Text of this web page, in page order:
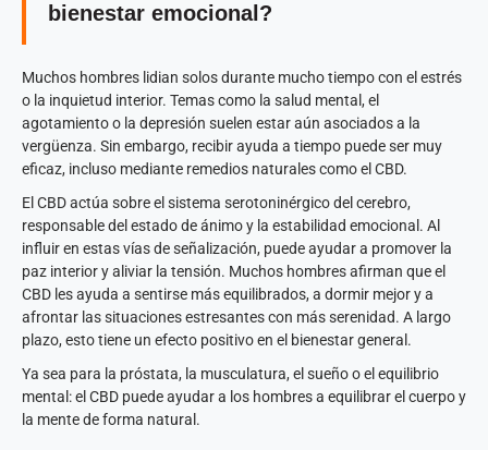
bienestar emocional?
Muchos hombres lidian solos durante mucho tiempo con el estrés
o la inquietud interior. Temas como la salud mental, el
agotamiento o la depresión suelen estar aún asociados a la
vergüenza. Sin embargo, recibir ayuda a tiempo puede ser muy
eficaz, incluso mediante remedios naturales como el CBD.
El CBD actúa sobre el sistema serotoninérgico del cerebro,
responsable del estado de ánimo y la estabilidad emocional. Al
influir en estas vías de señalización, puede ayudar a promover la
paz interior y aliviar la tensión. Muchos hombres afirman que el
CBD les ayuda a sentirse más equilibrados, a dormir mejor y a
afrontar las situaciones estresantes con más serenidad. A largo
plazo, esto tiene un efecto positivo en el bienestar general.
Ya sea para la próstata, la musculatura, el sueño o el equilibrio
mental: el CBD puede ayudar a los hombres a equilibrar el cuerpo y
la mente de forma natural.